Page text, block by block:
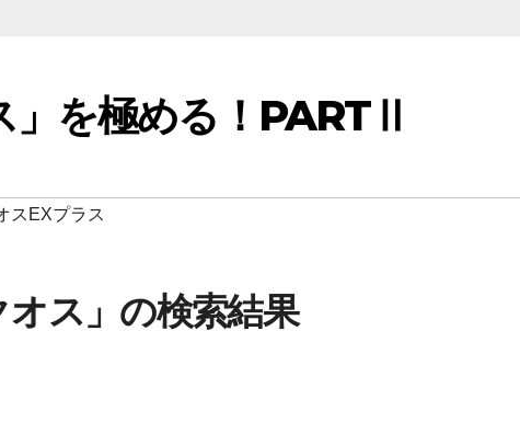
」を極める！PARTⅡ
スEXプラス
オス」の検索結果